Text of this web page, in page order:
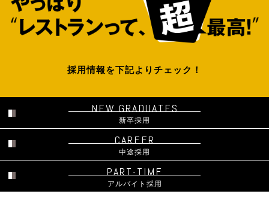
採用情報を下記よりチェック！
NEW GRADUATES
新卒採用
CAREER
中途採用
PART-TIME
アルバイト採用